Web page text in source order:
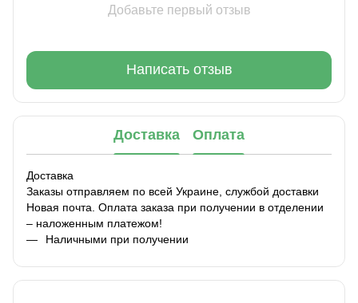
Добавьте первый отзыв
Написать отзыв
Доставка Оплата
Доставка
Заказы отправляем по всей Украине, службой доставки
Новая почта. Оплата заказа при получении в отделении
– наложенным платежом!
Наличными при получении